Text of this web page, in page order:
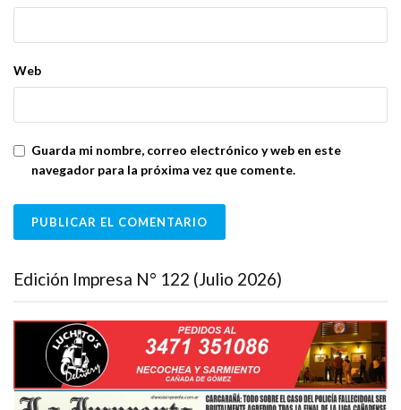
Web
Guarda mi nombre, correo electrónico y web en este
navegador para la próxima vez que comente.
Edición Impresa N° 122 (Julio 2026)